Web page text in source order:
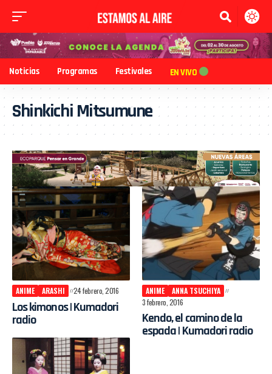
Noticias Programas Festivales EN VIVO
Shinkichi Mitsumune
ANIME ARASHI 24 febrero, 2016
Los kimonos | Kumadori
radio
ANIME
ANNA TSUCHIYA
3 febrero, 2016
Kendo, el camino de la
espada | Kumadori radio